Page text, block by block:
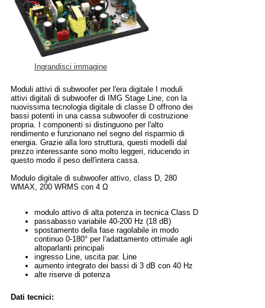
Ingrandisci immagine
Moduli attivi di subwoofer per l'era digitale I moduli
attivi digitali di subwoofer di IMG Stage Line, con la
nuovissima tecnologia digitale di classe D offrono dei
bassi potenti in una cassa subwoofer di costruzione
propria. I componenti si distinguono per l'alto
rendimento e funzionano nel segno del risparmio di
energia. Grazie alla loro struttura, questi modelli dal
prezzo interessante sono molto leggeri, riducendo in
questo modo il peso dell'intera cassa.
Modulo digitale di subwoofer attivo, class D, 280
WMAX, 200 WRMS con 4 Ω
modulo attivo di alta potenza in tecnica Class D
passabasso variabile 40-200 Hz (18 dB)
spostamento della fase ragolabile in modo
continuo 0-180° per l'adattamento ottimale agli
altoparlanti principali
ingresso Line, uscita par. Line
aumento integrato dei bassi di 3 dB con 40 Hz
alte riserve di potenza
Dati tecnici: